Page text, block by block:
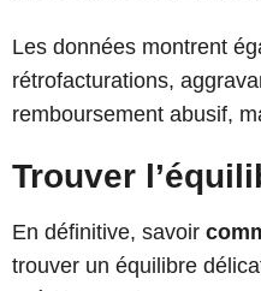
Les données montrent
rétrofacturations,
remboursement abusif,
Trouver
En définitive, savoir
trouver un équilibre